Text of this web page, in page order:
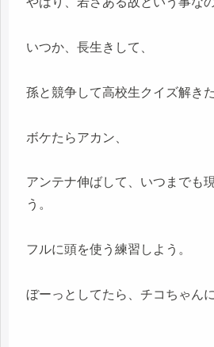
いつか、長生きして、
孫と競争して高校生クイズ解き
ボケたらアカン、
アンテナ伸ばして、いつまでも
う。
フルに頭を使う練習しよう。
ぼーっとしてたら、チコちゃん